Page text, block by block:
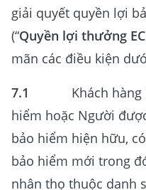
giải quyết quyền lợi
(“Quyền lợi thưởng
mãn các điều kiện
7.1 Khách
hiểm hoặc Người
bảo hiểm hiện hữu, có
bảo hiểm mới trong
nhân thọ thuộc danh